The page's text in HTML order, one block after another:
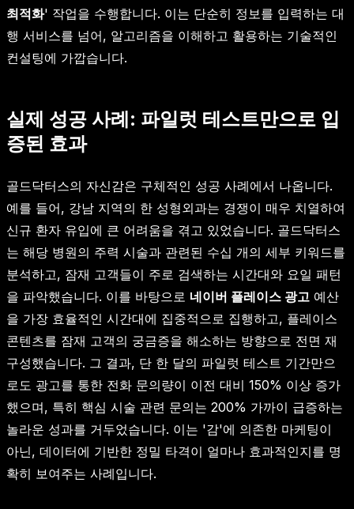
최적화' 작업을 수행합니다. 이는 단순히 정보를 입력하는 대
행 서비스를 넘어, 알고리즘을 이해하고 활용하는 기술적인
컨설팅에 가깝습니다.
실제 성공 사례: 파일럿 테스트만으로 입
증된 효과
골드닥터스의 자신감은 구체적인 성공 사례에서 나옵니다.
예를 들어, 강남 지역의 한 성형외과는 경쟁이 매우 치열하여
신규 환자 유입에 큰 어려움을 겪고 있었습니다. 골드닥터스
는 해당 병원의 주력 시술과 관련된 수십 개의 세부 키워드를
분석하고, 잠재 고객들이 주로 검색하는 시간대와 요일 패턴
을 파악했습니다. 이를 바탕으로 네이버 플레이스 광고 예산
을 가장 효율적인 시간대에 집중적으로 집행하고, 플레이스
콘텐츠를 잠재 고객의 궁금증을 해소하는 방향으로 전면 재
구성했습니다. 그 결과, 단 한 달의 파일럿 테스트 기간만으
로도 광고를 통한 전화 문의량이 이전 대비 150% 이상 증가
했으며, 특히 핵심 시술 관련 문의는 200% 가까이 급증하는
놀라운 성과를 거두었습니다. 이는 '감'에 의존한 마케팅이
아닌, 데이터에 기반한 정밀 타격이 얼마나 효과적인지를 명
확히 보여주는 사례입니다.